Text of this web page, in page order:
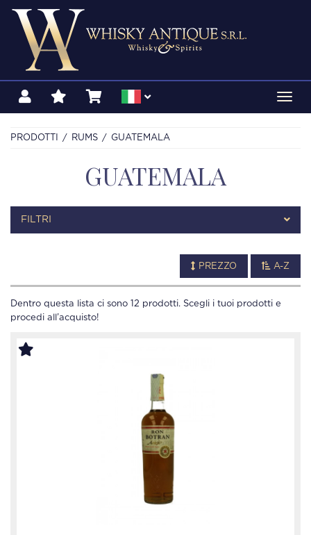
PRODOTTI RUMS GUATEMALA
GUATEMALA
FILTRI
PREZZO A-Z
Dentro questa lista ci sono 12 prodotti. Scegli i tuoi prodotti e
procedi all’acquisto!